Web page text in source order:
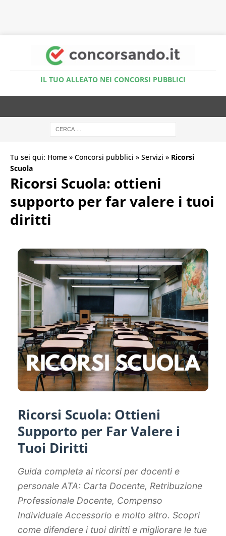
IL TUO ALLEATO NEI CONCORSI PUBBLICI
Tu sei qui: Home » Concorsi pubblici » Servizi » Ricorsi
Scuola
Ricorsi Scuola: ottieni
supporto per far valere i tuoi
diritti
Ricorsi Scuola: Ottieni
Supporto per Far Valere i
Tuoi Diritti
Guida completa ai ricorsi per docenti e
personale ATA: Carta Docente, Retribuzione
Professionale Docente, Compenso
Individuale Accessorio e molto altro. Scopri
come difendere i tuoi diritti e migliorare le tue